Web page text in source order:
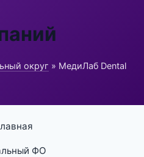
округ » МедиЛаб Dental
ФО